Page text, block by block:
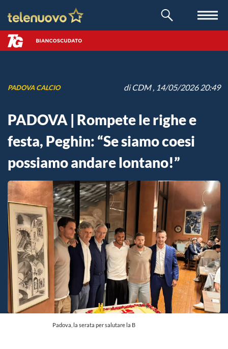
PADOVA CALCIO diCDM, 14/05/2026 20:49
PADOVA | Rompete le righe e
festa, Peghin: “Se siamo coesi
possiamo andare lontano!”
Padova, la serata per salutare la B